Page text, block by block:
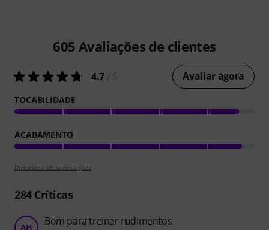
605 Avaliações de clientes
4.7 Avaliar agora
TOCABILIDADE
ACABAMENTO
Diretrizes de apreciações
284Críticas
AH Bom para treinar rudimentos